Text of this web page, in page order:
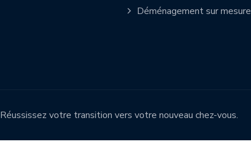
Déménagement sur mesure
Réussissez votre transition vers votre nouveau chez-vous.